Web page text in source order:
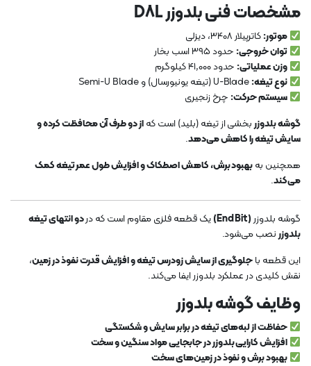
مشخصات فنی بلدوزر D8L
موتور:کاترپیلار 3408، دیزلی
توان خروجی: حدود ۳۹۵ اسب بخار
وزن عملیاتی: حدود ۴۱,۰۰۰ کیلوگرم
نوع تیغه:
سیستم حرکت: چرخ زنجیری
گوشه بلدوزربخشی از تیغه (بلید) است کهاز دو طرف آن محافظت کرده و
سایش تیغه را کاهش می‌دهد.
همچنین بهبهبود برش، کاهش اصطکاک و افزایش طول عمر تیغه کمک
می‌کند.
گوشه بلدوزر(End Bit) یک قطعه فلزی مقاوم است که دردو انتهای تیغه
بلدوزرنصب می‌شود.
این قطعه باجلوگیری از سایش زودرس تیغه و افزایش قدرت نفوذ در زمین،
نقش کلیدی در عملکرد بلدوزر ایفا می‌کند.
وظایف گوشه بلدوزر
حفاظت از لبه‌های تیغه در برابر سایش و شکستگی
افزایش کارایی بلدوزر در جابجایی مواد سنگین و سخت
بهبود برش و نفوذ در زمین‌های سخت